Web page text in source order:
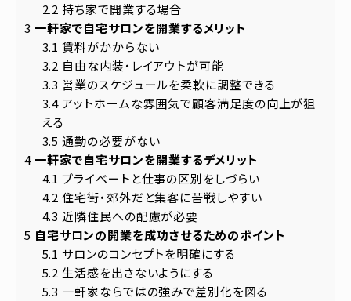
2.2 持ち家で開業する場合
3 一軒家で自宅サロンを開業するメリット
3.1 賃料がかからない
3.2 自由な内装・レイアウトが可能
3.3 営業のスケジュールを柔軟に調整できる
3.4 アットホームな雰囲気で顧客満足度の向上が狙
える
3.5 通勤の必要がない
4一軒家で自宅サロンを開業するデメリット
4.1 プライベートと仕事の区別をしづらい
4.2 住宅街・郊外だと集客に苦戦しやすい
4.3 近隣住民への配慮が必要
5 自宅サロンの開業を成功させるためのポイント
5.1 サロンのコンセプトを明確にする
5.2 生活感を出さないようにする
5.3 一軒家ならではの強みで差別化を図る